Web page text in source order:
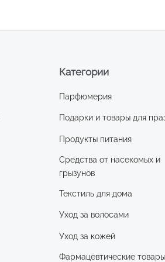
Категории
Парфюмерия
Подарки и товары для
Продукты питания
Средства от насекомых и
грызунов
Текстиль для дома
Уход за волосами
Уход за кожей
Фармацевтические товары